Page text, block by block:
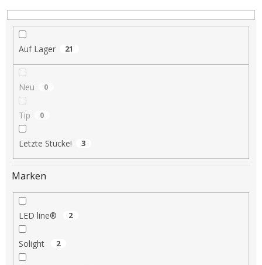
t
Auf Lager 21
Neu 0
Tip 0
Letzte Stücke! 3
Marken
LED line® 2
Solight 2